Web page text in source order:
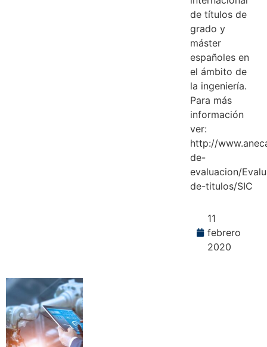
de títulos de
grado y
máster
españoles en
el ámbito de
la ingeniería.
Para más
información
ver:
http://
de-
evaluacion/
de-titulos/SIC
11
febrero
2020